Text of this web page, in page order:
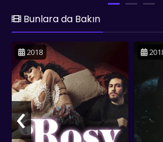
Bunlara da Bakın
2018
‹